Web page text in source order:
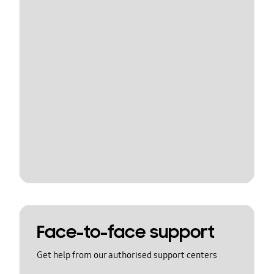
Face-to-face support
Get help from our authorised support centers